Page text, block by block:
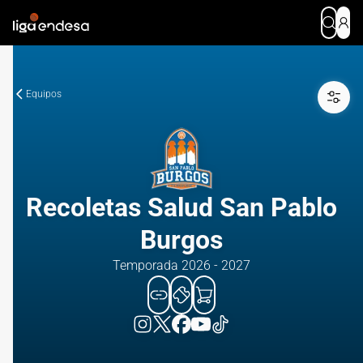
Equipos
Recoletas Salud San Pablo
Burgos
Temporada 2026 - 2027